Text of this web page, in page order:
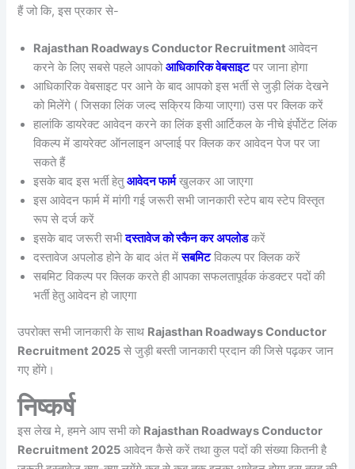
हैं जो कि, इस प्रकार से-
Rajasthan Roadways Conductor Recruitmentआवेदन
करने के लिए सबसे पहले आपकोआधिकारिक वेबसाइटपर जाना होगा
आधिकारिक वेबसाइट पर आने के बाद आपको इस भर्ती से जुड़ी लिंक देखने
को मिलेंगे ( जिसका लिंक जल्द सक्रिय किया जाएगा) उस पर क्लिक करें
हालांकि डायरेक्ट आवेदन करने का लिंक इसी आर्टिकल के नीचे इंर्पोटेंट लिंक
विकल्प में डायरेक्ट ऑनलाइन अप्लाई पर क्लिक कर आवेदन पेज पर जा
सकते हैं
इसके बाद इस भर्ती हेतुआवेदन फार्मखुलकर आ जाएगा
इस आवेदन फार्म में मांगी गई जरूरी सभी जानकारी स्टेप बाय स्टेप विस्तृत
रूप से दर्ज करें
इसके बाद जरूरी सभीदस्तावेज को स्कैन कर अपलोडकरें
दस्तावेज अपलोड होने के बाद अंत मेंसबमिटविकल्प पर क्लिक करें
सबमिट विकल्प पर क्लिक करते ही आपका सफलतापूर्वक कंडक्टर पदों की
भर्ती हेतु आवेदन हो जाएगा
उपरोक्त सभी जानकारी के साथ Rajasthan Roadways Conductor
Recruitment 2025 से जुड़ी बस्ती जानकारी प्रदान की जिसे पढ़कर जान
गए होंगे।
निष्कर्ष
इस लेख मे, हमने आप सभी को Rajasthan Roadways Conductor
Recruitment 2025 आवेदन कैसे करें तथा कुल पदों की संख्या कितनी है